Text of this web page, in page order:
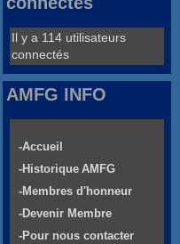
Il y a 114 utilisateurs
connectés
AMFG INFO
-Accueil
-Historique AMFG
-Membres d'honneur
-Devenir Membre
-Pour nous contacter